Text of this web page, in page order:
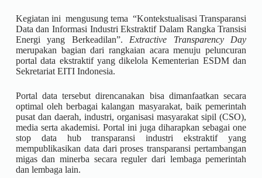
Kegiatan ini mengusung tema “Kontekstualisasi Transparansi
Data dan Informasi Industri Ekstraktif Dalam Rangka Transisi
Energi yang Berkeadilan”. Extractive Transparency Day
merupakan bagian dari rangkaian acara menuju peluncuran
portal data ekstraktif yang dikelola Kementerian ESDM dan
Sekretariat EITI Indonesia.
Portal data tersebut direncanakan bisa dimanfaatkan secara
optimal oleh berbagai kalangan masyarakat, baik pemerintah
pusat dan daerah, industri, organisasi masyarakat sipil (CSO),
media serta akademisi. Portal ini juga diharapkan sebagai one
stop data hub transparansi industri ekstraktif yang
mempublikasikan data dari proses transparansi pertambangan
migas dan minerba secara reguler dari lembaga pemerintah
dan lembaga lain.